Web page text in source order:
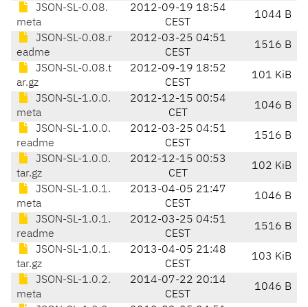
JSON-SL-0.08.
meta
2012-09-19 18:54
CEST
1044 B
JSON-SL-0.08.r
eadme
2012-03-25 04:51
CEST
1516 B
JSON-SL-0.08.t
ar.gz
2012-09-19 18:52
CEST
101 KiB
JSON-SL-1.0.0.
meta
2012-12-15 00:54
CET
1046 B
JSON-SL-1.0.0.
readme
2012-03-25 04:51
CEST
1516 B
JSON-SL-1.0.0.
tar.gz
2012-12-15 00:53
CET
102 KiB
JSON-SL-1.0.1.
meta
2013-04-05 21:47
CEST
1046 B
JSON-SL-1.0.1.
readme
2012-03-25 04:51
CEST
1516 B
JSON-SL-1.0.1.
tar.gz
2013-04-05 21:48
CEST
103 KiB
JSON-SL-1.0.2.
meta
2014-07-22 20:14
CEST
1046 B